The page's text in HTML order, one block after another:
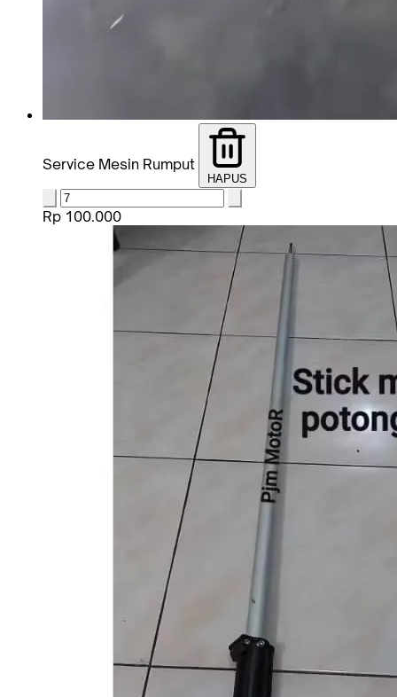
Service Mesin Rumput
HAPUS
Rp 100.000